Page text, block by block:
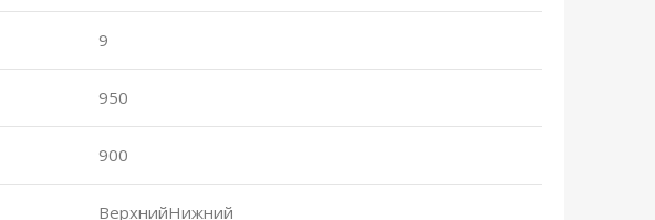
9
950
900
ВерхнийНижний